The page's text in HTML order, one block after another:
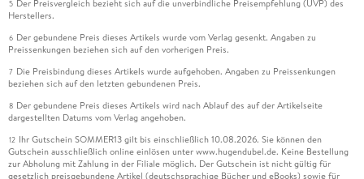
10. Das Handwerk des Filmens . . . 243
10. 1 . . . Von der Fotokamera zur Filmkamera . . . 243
10. 2 . . . Wei abgleich . . . 247
10. 3 . . . Belichtung . . . 257
5 Der Preisvergleich bezieht sich auf die unverbindliche Preisempfehlung (UVP) des
Herstellers.
6 Der gebundene Preis dieses Artikels wurde vom Verlag gesenkt. Angaben zu
Preissenkungen beziehen sich auf den vorherigen Preis.
7 Die Preisbindung dieses Artikels wurde aufgehoben. Angaben zu Preissenkungen
beziehen sich auf den letzten gebundenen Preis.
8 Der gebundene Preis dieses Artikels wird nach Ablauf des auf der Artikelseite
dargestellten Datums vom Verlag angehoben.
12 Ihr Gutschein SOMMER13 gilt bis einschließlich 10.08.2026. Sie können den
Gutschein ausschließlich online einlösen unter www.hugendubel.de. Keine Bestellung
zur Abholung mit Zahlung in der Filiale möglich. Der Gutschein ist nicht gültig für
gesetzlich preisgebundene Artikel (deutschsprachige Bücher und eBooks) sowie für